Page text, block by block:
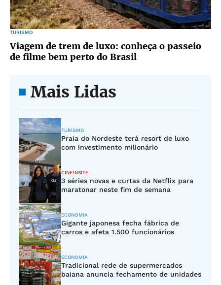
TURISMO
Viagem de trem de luxo: conheça o passeio
de filme bem perto do Brasil
Mais Lidas
TURISMO
Praia do Nordeste terá resort de luxo
com investimento milionário
CINEINSITE
3 séries novas e curtas da Netflix para
maratonar neste fim de semana
ECONOMIA
Gigante japonesa fecha fábrica de
carros e afeta 1.500 funcionários
ECONOMIA
Tradicional rede de supermercados
baiana anuncia fechamento de unidades